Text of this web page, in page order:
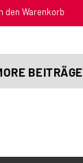
den Warenkorb
BEITRÄGE